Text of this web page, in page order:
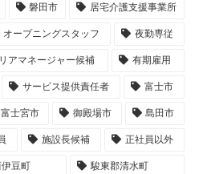
磐田市 居宅介護支援事業所
オープニングスタッフ 夜勤専従
アマネージャー候補 有期雇用
サービス提供責任者 富士市
富士宮市 御殿場市 島田市
施設長候補 正社員以外
豆町 駿東郡清水町